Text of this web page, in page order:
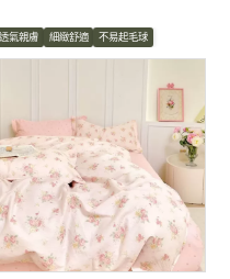
透氣親膚 細緻舒適 不易起毛球